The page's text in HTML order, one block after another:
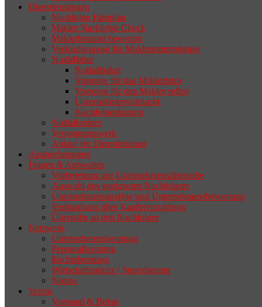
selten die Geschäftsaufgabe.
Dienstleistungen
Nachfolge Fahrplan
Makler Nachfolge Check
Maklerbestand bewerten
Verkaufsexposé für Maklerunternehmen
Notfallplan
Notfallpaket
Vorsorge für das Maklerbüro
Vorsorge für den Makler selbst
Unternehmervollmacht
Nachfolgeplanung
Notfallordner
Versorgungswerk
Ablauf der Dienstleistung
Auszeichnungen
Fragen & Antworten
Vorbereitung zur Unternehmensübergabe
Auswahl des geeigneten Nachfolgers
Unternehmensanalyse und Unternehmensbewertung
Verhandlung über Kaufpreiszahlung
Übergabe an den Nachfolger
Netzwerk
Unternehmensberatung
Personalberatung
Rechtsberatung
Wirtschaftsprüfer / Steuerberater
Notare
Verein
Vorstand & Beirat